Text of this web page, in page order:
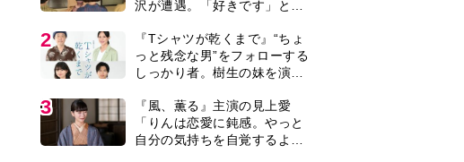
沢が遭遇。「好きです」と告
2
『Tシャツが乾くまで』“ちょ
っと残念な男”をフォローする
しっかり者。樹生の妹を演じ
スト紹介＞
3
『風、薫る』主演の見上愛
「りんは恋愛に鈍感。やっと
自分の気持ちを自覚するよう